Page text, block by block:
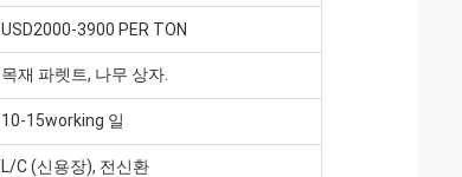
USD2000-3900 PER TON
목재 파렛트, 나무 상자.
10-15working 일
L/C (신용장), 전신환